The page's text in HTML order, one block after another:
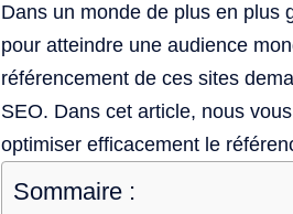
Dans un monde de plus en plus
pour atteindre une audience
référencement de ces sites
SEO. Dans cet article, nous
optimiser efficacement le
Sommaire :